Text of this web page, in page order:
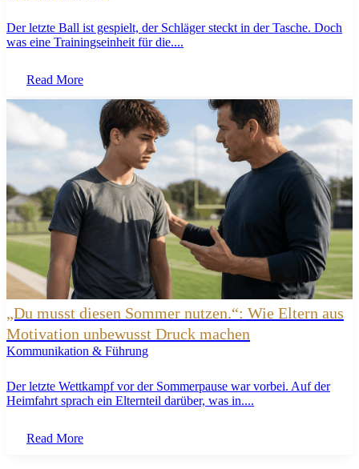
Der letzte Ball ist gespielt, der Schläger steckt in der Tasche. Doch
was eine Trainingseinheit für die....
Read More
„Du musst diesen Sommer nutzen.“: Wie Eltern aus
Motivation unbewusst Druck machen
Kommunikation & Führung
Der letzte Wettkampf vor der Sommerpause war vorbei. Auf der
Heimfahrt sprach ein Elternteil darüber, was in....
Read More